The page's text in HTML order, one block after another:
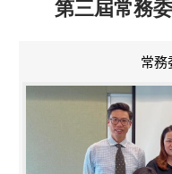
第三屆常務
常務